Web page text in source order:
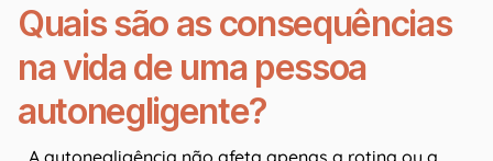
Quais são as consequências
na vida de uma pessoa
autonegligente?
A autonegligência não afeta apenas a rotina ou a